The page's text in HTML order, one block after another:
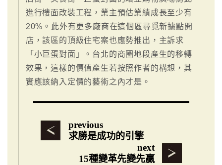
進行樓面改裝工程，業主預估業績成長至少有
20%。此外有更多廠商在這個區尋覓新據點開
店，該區的頂級住宅案也應勢推出，主訴求
「小巨蛋對面」。台北的商圈地段產生的移轉
效果，這樣的價值產生若按照作者的構想，其
實應該納入定價的藝術之內才是。
previous
求勝是成功的引擎
next
15種變革先變先贏